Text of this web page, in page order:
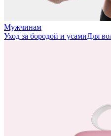
Мужчинам
Уход за бородой и усамиДля